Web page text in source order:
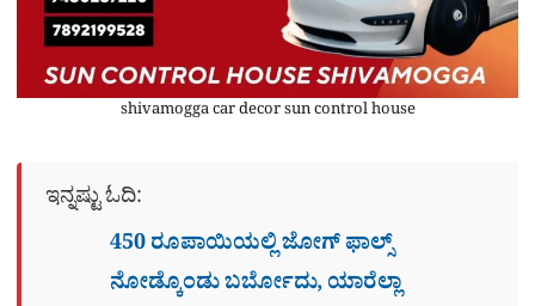
shivamogga car decor sun control house
ಇನ್ನಷ್ಟು ಓದಿ:
450 ರೂಪಾಯಿಯಲ್ಲಿ ಜೋಗ್​ ಫಾಲ್ಸ್​
ನೋಡ್ಕೊಂಡು ಬರ್ಬೋದು, ಯಾರೆಲ್ಲಾ